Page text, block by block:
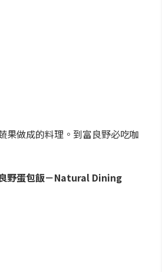
果做成的料理。到富良野必吃咖
野蛋包飯－Natural Dining